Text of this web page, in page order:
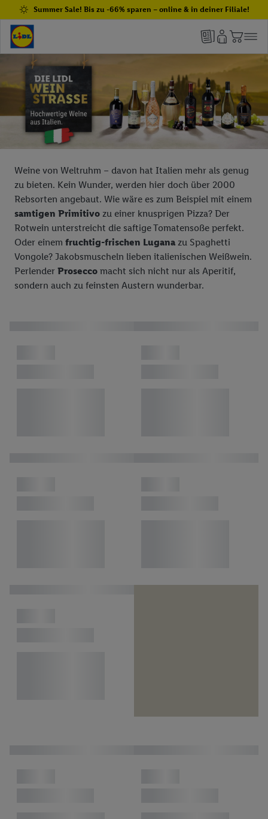
Summer Sale! Bis zu -66% sparen – online & in deiner Filiale!
Weine von Weltruhm – davon hat Italien mehr als genug
zu bieten. Kein Wunder, werden hier doch über 2000
Rebsorten angebaut. Wie wäre es zum Beispiel mit einem
samtigen Primitivo zu einer knusprigen Pizza? Der
Rotwein unterstreicht die saftige Tomatensoße perfekt.
Oder einem fruchtig-frischen Lugana zu Spaghetti
Vongole? Jakobsmuscheln lieben italienischen Weißwein.
Perlender Prosecco macht sich nicht nur als Aperitif,
sondern auch zu feinsten Austern wunderbar.